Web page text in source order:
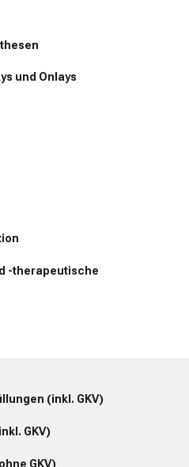
und Onlays
-therapeutische
(inkl. GKV)
GKV)
GKV)